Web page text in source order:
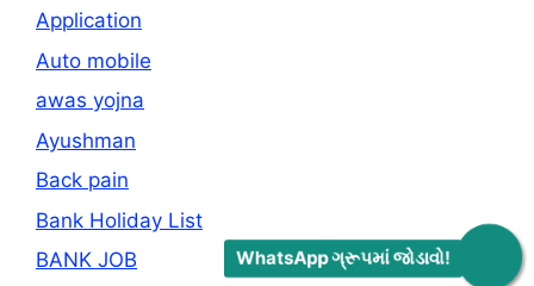
WhatsApp ગ્રૂપમાં જોડાવો!
Application
Auto mobile
awas yojna
Ayushman
Back pain
Bank Holiday List
BANK JOB